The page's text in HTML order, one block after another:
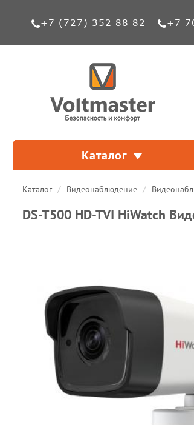
+7 (727) 352 88 82 +7
Каталог
Каталог Видеонаблюдение
DS-T500 HD-TVI HiWatch